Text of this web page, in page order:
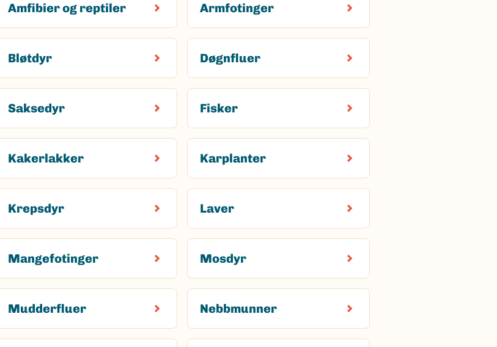
Amfibier og reptiler Armfotinger
Bløtdyr Døgnfluer
Saksedyr Fisker
Kakerlakker Karplanter
Krepsdyr Laver
Mangefotinger Mosdyr
Mudderfluer Nebbmunner